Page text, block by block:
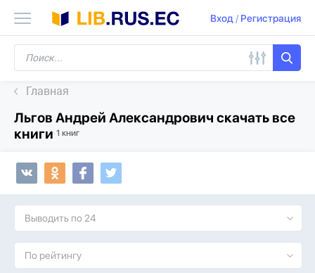
Вход/ Регистрация
Главная
Льгов Андрей Александрович скачать все
книги 1 книг
Выводить по 24
По рейтингу